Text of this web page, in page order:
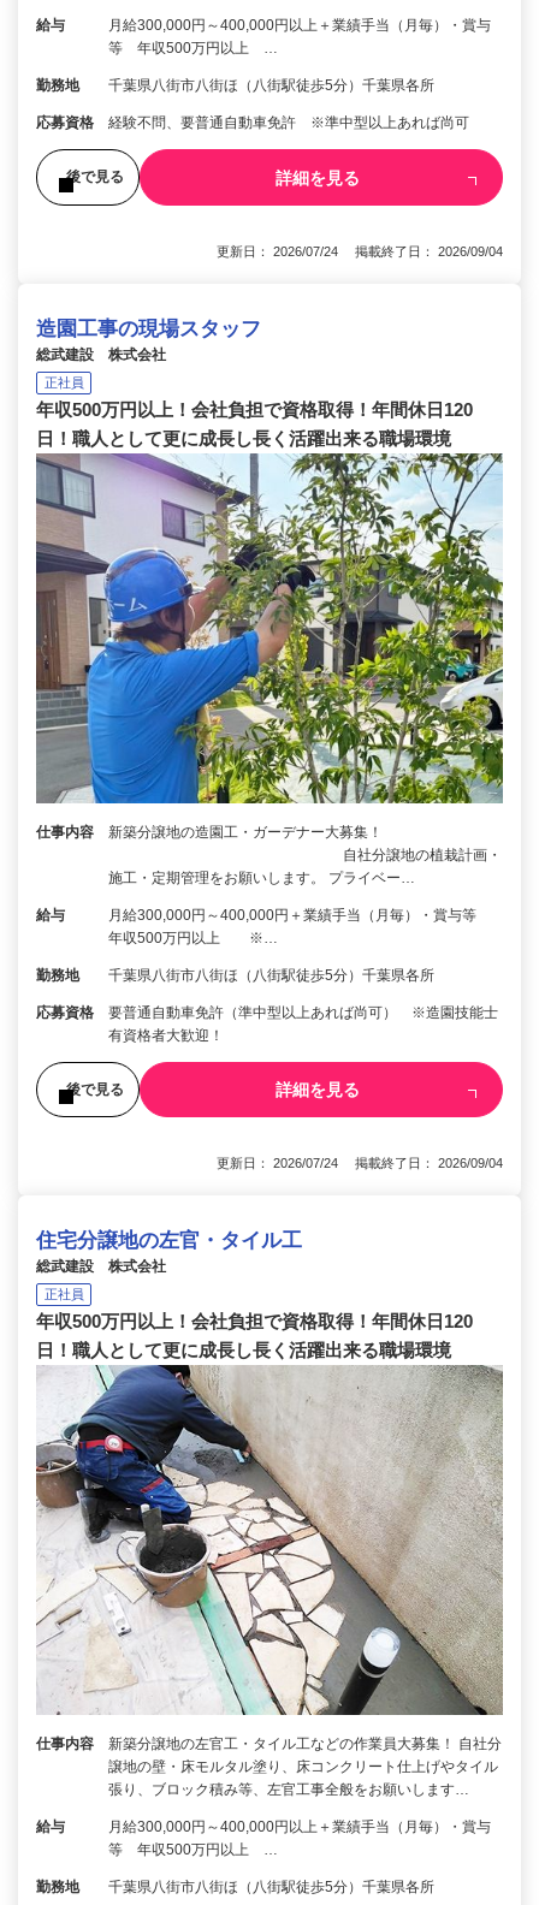
給与
月給300,000円～400,000円以上＋業績手当（月毎）・賞与
等 年収500万円以上 …
勤務地 千葉県八街市八街ほ（八街駅徒歩5分）千葉県各所
応募資格 経験不問、要普通自動車免許 ※準中型以上あれば尚可
後で見る 詳細を見る
更新日： 2026/07/24 掲載終了日： 2026/09/04
造園工事の現場スタッフ
総武建設 株式会社
正社員
年収500万円以上！会社負担で資格取得！年間休日120
日！職人として更に成長し長く活躍出来る職場環境
仕事内容
新築分譲地の造園工・ガーデナー大募集！
自社分譲地の植栽計画・
施工・定期管理をお願いします。 プライベー…
給与
月給300,000円～400,000円＋業績手当（月毎）・賞与等
年収500万円以上 ※…
勤務地 千葉県八街市八街ほ（八街駅徒歩5分）千葉県各所
応募資格
要普通自動車免許（準中型以上あれば尚可） ※造園技能士
有資格者大歓迎！
後で見る 詳細を見る
更新日： 2026/07/24 掲載終了日： 2026/09/04
住宅分譲地の左官・タイル工
総武建設 株式会社
正社員
年収500万円以上！会社負担で資格取得！年間休日120
日！職人として更に成長し長く活躍出来る職場環境
仕事内容
新築分譲地の左官工・タイル工などの作業員大募集！ 自社分
譲地の壁・床モルタル塗り、床コンクリート仕上げやタイル
張り、ブロック積み等、左官工事全般をお願いします…
給与
月給300,000円～400,000円以上＋業績手当（月毎）・賞与
等 年収500万円以上 …
勤務地 千葉県八街市八街ほ（八街駅徒歩5分）千葉県各所